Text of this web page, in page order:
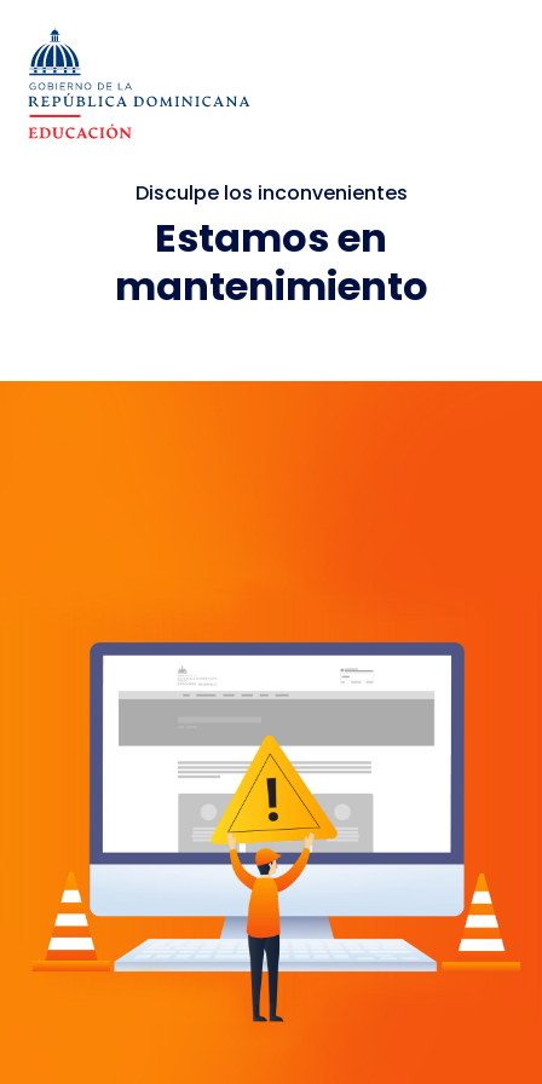
Disculpe los inconvenientes
Estamos en
mantenimiento